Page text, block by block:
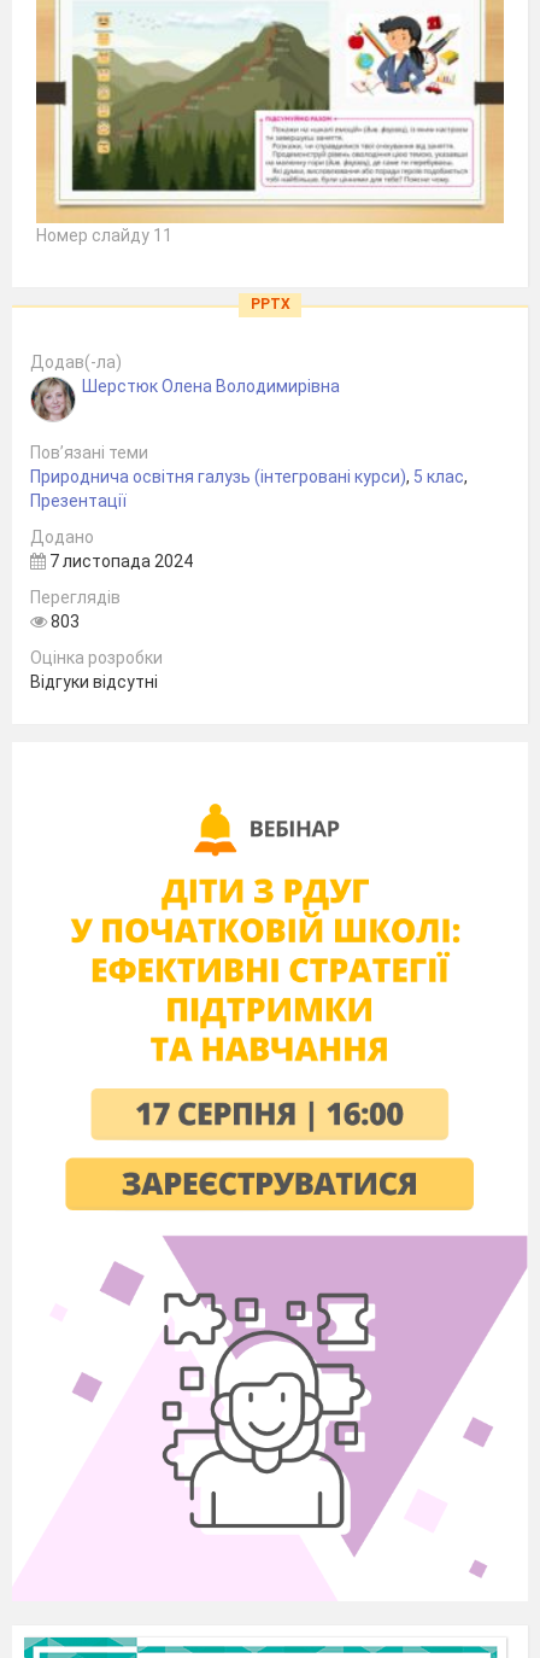
Номер слайду 11
PPTX
Додав(-ла)
Шерстюк Олена Володимирівна
Пов’язані теми
Природнича освітня галузь (інтегровані курси), 5 клас,
Презентації
Додано
7 листопада 2024
Переглядів
803
Оцінка розробки
Відгуки відсутні